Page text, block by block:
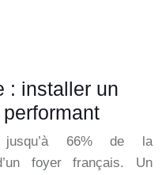
: installer un
jusqu’à 66% de la
foyer français. Un